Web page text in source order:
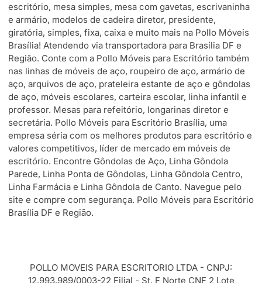
escritório, mesa simples, mesa com gavetas, escrivaninha
e armário, modelos de cadeira diretor, presidente,
giratória, simples, fixa, caixa e muito mais na Pollo Móveis
Brasília! Atendendo via transportadora para Brasília DF e
Região. Conte com a Pollo Móveis para Escritório também
nas linhas de móveis de aço, roupeiro de aço, armário de
aço, arquivos de aço, prateleira estante de aço e gôndolas
de aço, móveis escolares, carteira escolar, linha infantil e
professor. Mesas para refeitório, longarinas diretor e
secretária. Pollo Móveis para Escritório Brasília, uma
empresa séria com os melhores produtos para escritório e
valores competitivos, líder de mercado em móveis de
escritório. Encontre Gôndolas de Aço, Linha Gôndola
Parede, Linha Ponta de Gôndolas, Linha Gôndola Centro,
Linha Farmácia e Linha Gôndola de Canto. Navegue pelo
site e compre com segurança. Pollo Móveis para Escritório
Brasília DF e Região.
POLLO MOVEIS PARA ESCRITORIO LTDA - CNPJ:
12.993.989/0003-22 Filial - St. F Norte CNF 2 Lote